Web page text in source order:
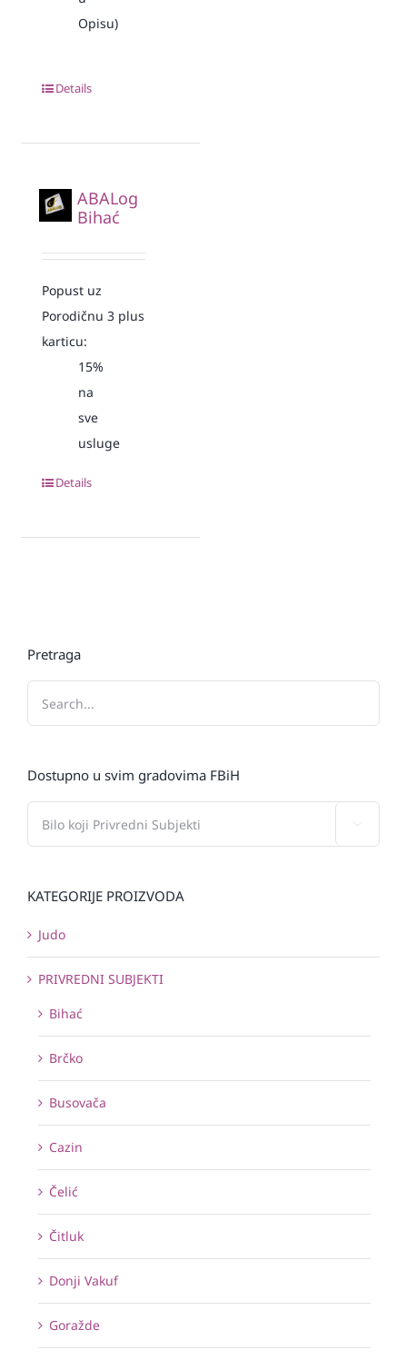
Opisu)
Details
ABALog
Bihać
Popust uz
Porodičnu 3 plus
karticu:
15%
na
sve
usluge
Details
Pretraga
Dostupno u svim gradovima FBiH
KATEGORIJE PROIZVODA
Judo
PRIVREDNI SUBJEKTI
Bihać
Brčko
Busovača
Cazin
Čelić
Čitluk
Donji Vakuf
Goražde